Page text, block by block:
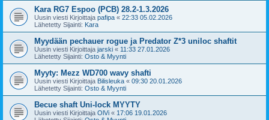
Kara RG7 Espoo (PCB) 28.2-1.3.2026
Uusin viesti Kirjoittaja pafipa « 22:33 05.02.2026
Lähetetty Sijainti: Kara
Myydään pechauer rogue ja Predator Z*3 uniloc shaftit
Uusin viesti Kirjoittaja jarski « 11:33 27.01.2026
Lähetetty Sijainti: Osto & Myynti
Myyty: Mezz WD700 wavy shafti
Uusin viesti Kirjoittaja Bilisleuka « 09:30 20.01.2026
Lähetetty Sijainti: Osto & Myynti
Becue shaft Uni-lock MYYTY
Uusin viesti Kirjoittaja OlVi « 17:06 19.01.2026